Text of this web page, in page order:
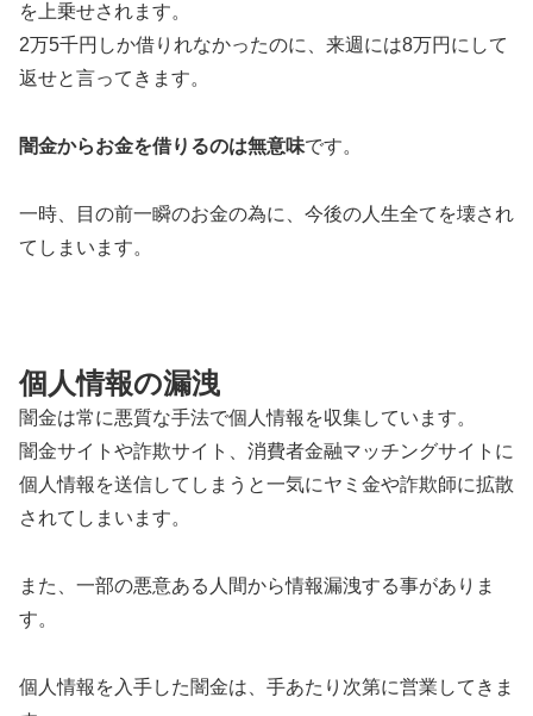
を上乗せされます。
2万5千円しか借りれなかったのに、来週には8万円にして
返せと言ってきます。
闇金からお金を借りるのは無意味です。
一時、目の前一瞬のお金の為に、今後の人生全てを壊され
てしまいます。
個人情報の漏洩
闇金は常に悪質な手法で個人情報を収集しています。
闇金サイトや詐欺サイト、消費者金融マッチングサイトに
個人情報を送信してしまうと一気にヤミ金や詐欺師に拡散
されてしまいます。
また、一部の悪意ある人間から情報漏洩する事がありま
す。
個人情報を入手した闇金は、手あたり次第に営業してきま